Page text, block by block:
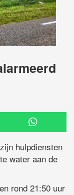
hulpdiensten
water aan de
rond 21:50 uur